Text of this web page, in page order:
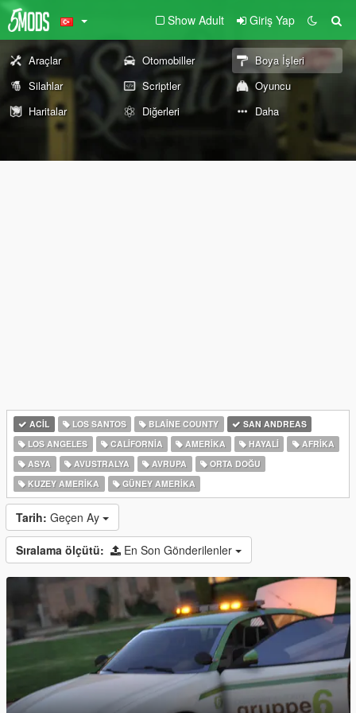
Show Adult Giriş Yap
Araçlar Otomobiller
Boya İşleri
Silahlar
Scriptler
Oyuncu
Haritalar
Diğerleri Daha
ACIL LOS SANTOS BLAINE COUNTY
SAN ANDREAS
LOS ANGELES
CALIFORNIA AMERIKA HAYALI
AFRIKA
ASYA
AVUSTRALYA AVRUPA
ORTA DOĞU
KUZEY AMERIKA
GÜNEY AMERIKA
Tarih: Geçen Ay
Sıralama ölçütü: En Son Gönderilenler